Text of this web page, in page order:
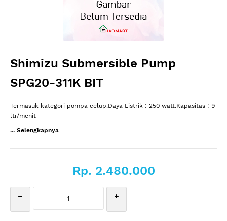
Shimizu Submersible Pump
SPG20-311K BIT
Termasuk kategori pompa celup.Daya Listrik : 250 watt.Kapasitas : 9
ltr/menit
... Selengkapnya
Rp. 2.480.000